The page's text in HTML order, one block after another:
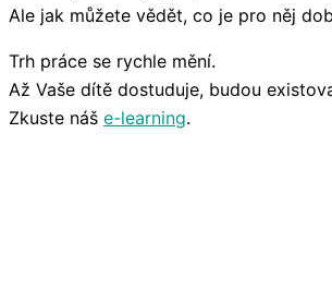
Ale jak můžete vědět, co je pro něj
Trh práce se rychle mění.
Až Vaše dítě dostuduje, budou
Zkuste náš e-learning.